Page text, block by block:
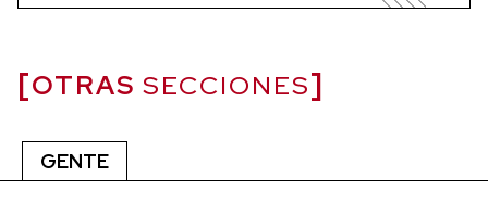
OTRAS SECCIONES
GENTE